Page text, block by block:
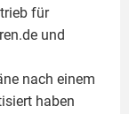
für
und
nach einem
haben